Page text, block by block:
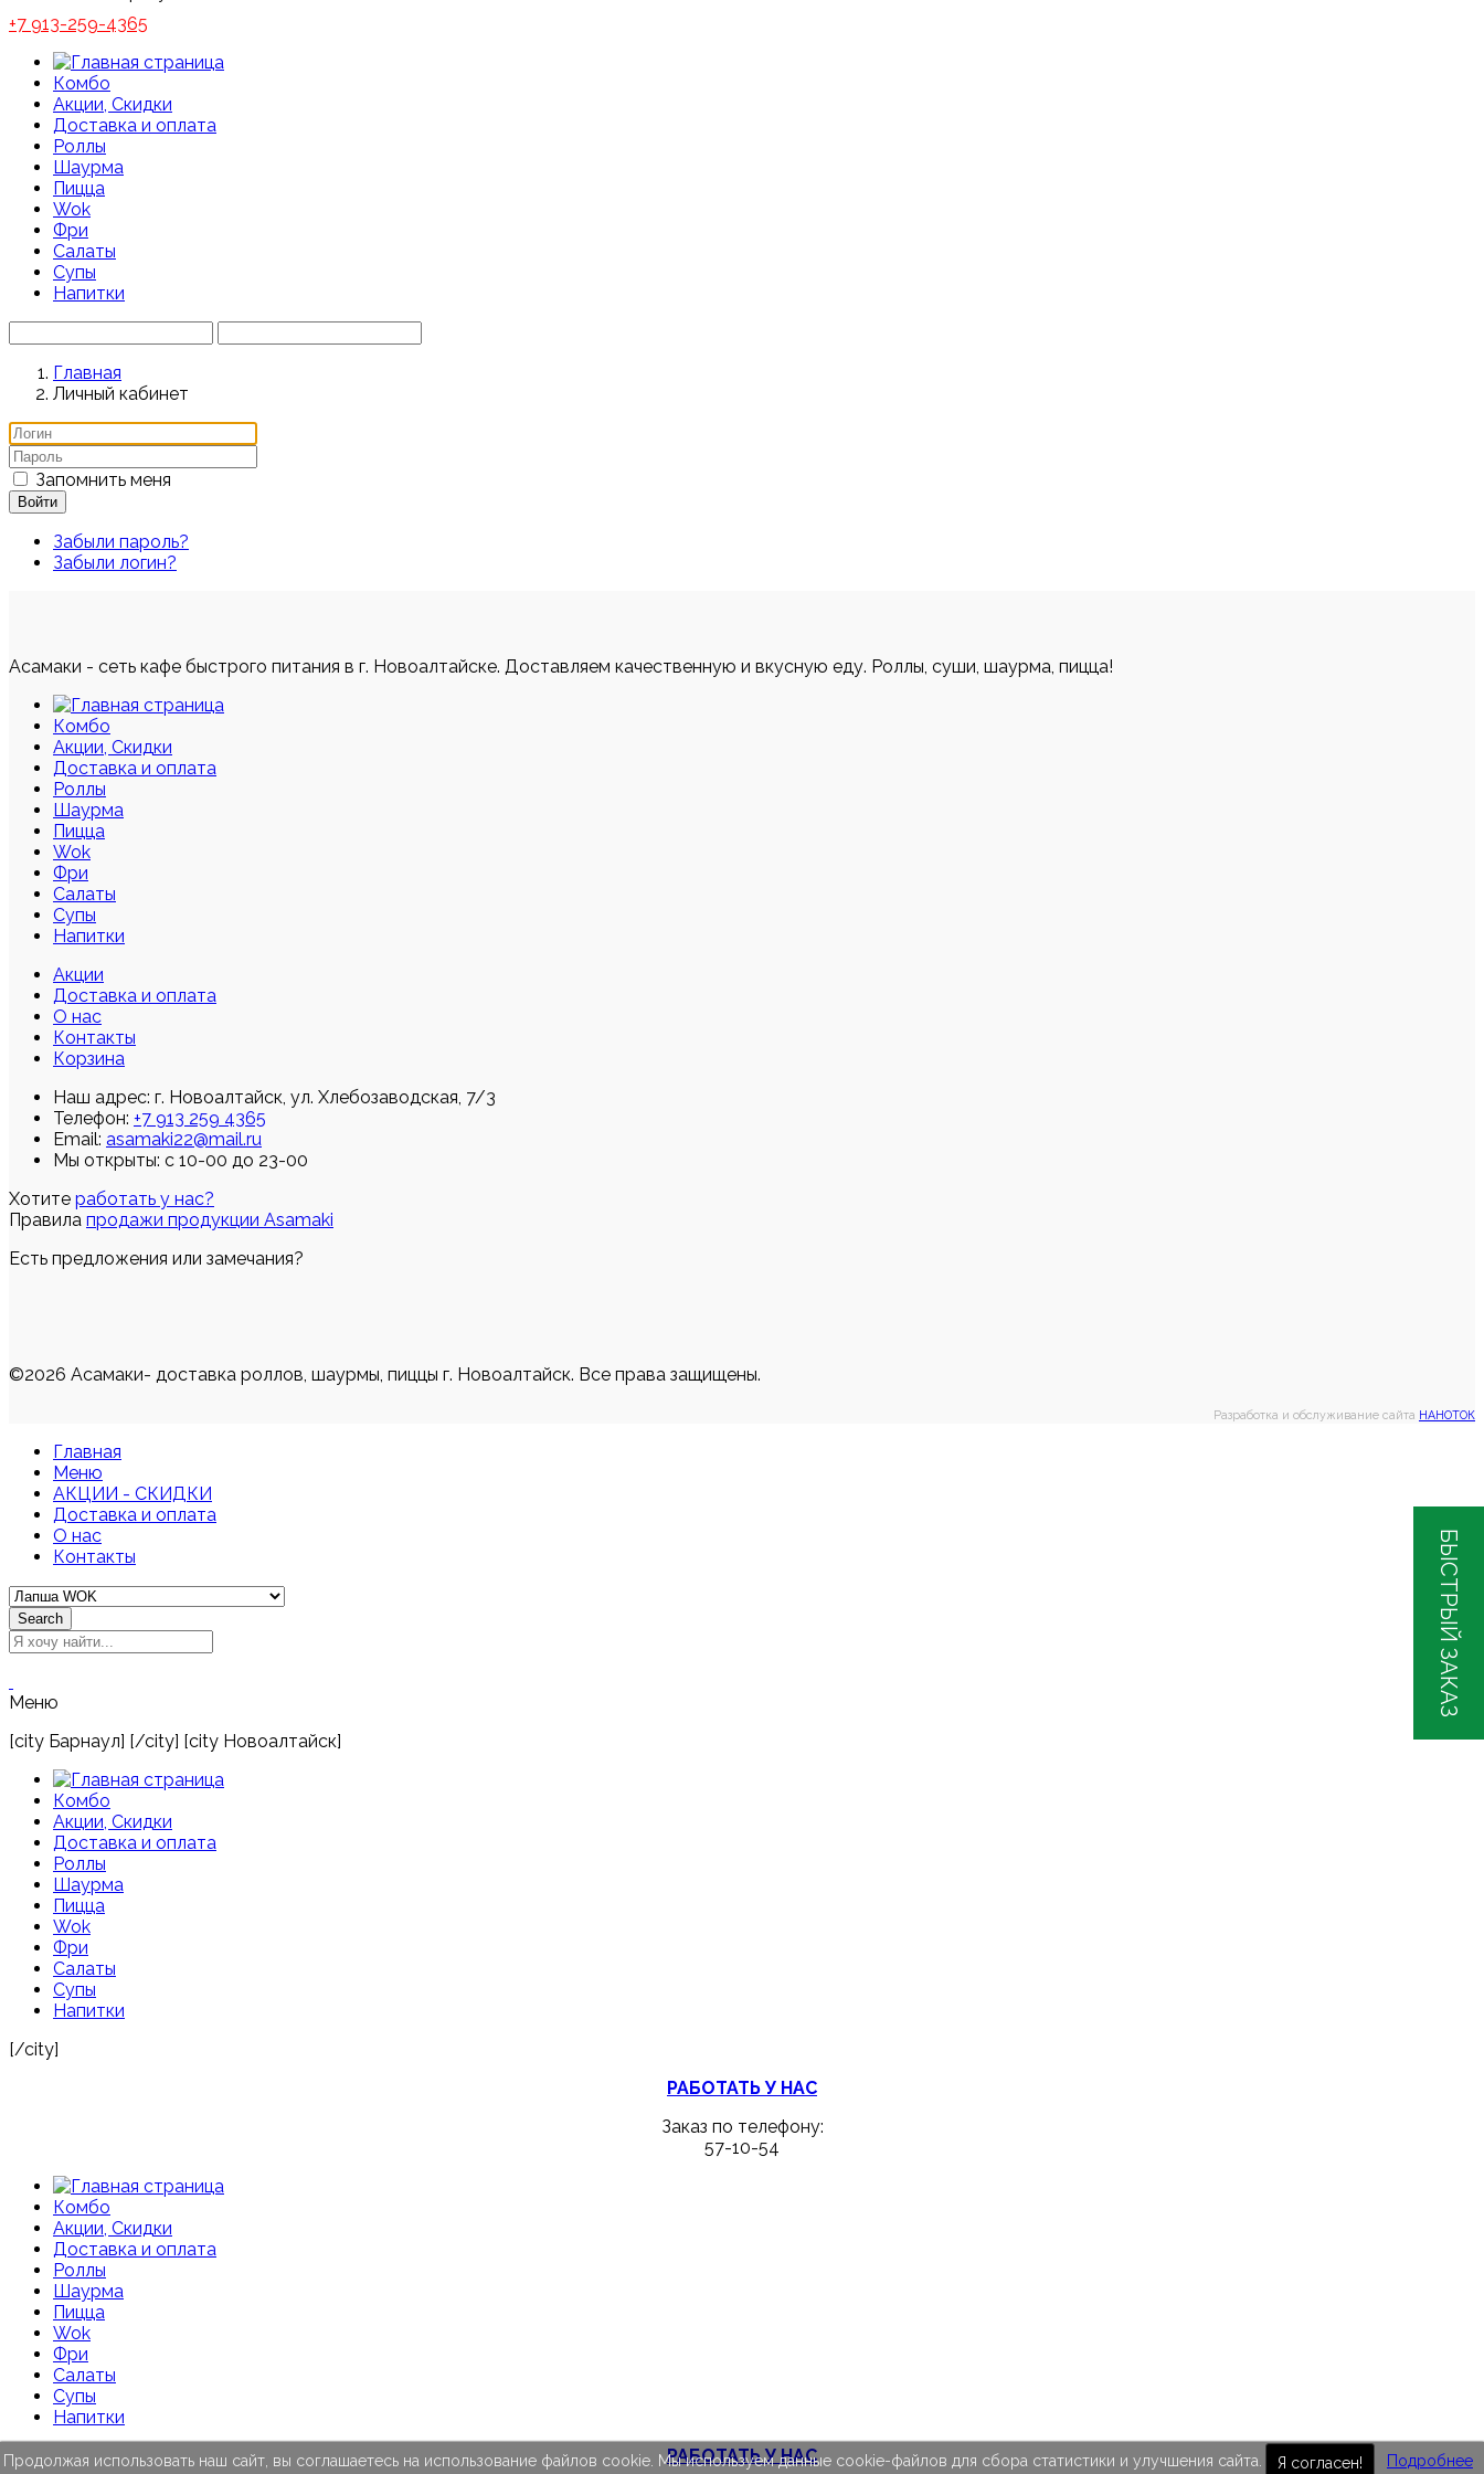
+7 913-259-4365
Комбо
Акции, Скидки
Доставка и оплата
Роллы
Шаурма
Пицца
Wok
Фри
Салаты
Супы
Напитки
Главная
Личный кабинет
Запомнить меня
Войти
Забыли пароль?
Забыли логин?
Асамаки - сеть кафе быстрого питания в г. Новоалтайске. Доставляем качественную и вкусную еду. Роллы, суши, шаурма, пицца!
Комбо
Акции, Скидки
Доставка и оплата
Роллы
Шаурма
Пицца
Wok
Фри
Салаты
Супы
Напитки
Акции
Доставка и оплата
О нас
Контакты
Корзина
Наш адрес: г. Новоалтайск, ул. Хлебозаводская, 7/3
Телефон: +7 913 259 4365
Email: asamaki22@mail.ru
Мы открыты: с 10-00 до 23-00
Хотите работать у нас?
Правила продажи продукции Asamaki
Есть предложения или замечания?
©2026 Асамаки- доставка роллов, шаурмы, пиццы г. Новоалтайск. Все права защищены.
Разработка и обслуживание сайта НАНОТОК
Главная
Меню
АКЦИИ - СКИДКИ
Доставка и оплата
О нас
Контакты
Search БЫСТРЫЙ ЗАКАЗ
Меню
[city Барнаул] [/city] [city Новоалтайск]
Комбо
Акции, Скидки
Доставка и оплата
Роллы
Шаурма
Пицца
Wok
Фри
Салаты
Супы
Напитки
[/city]
РАБОТАТЬ У НАС
Заказ по телефону:
57-10-54
Комбо
Акции, Скидки
Доставка и оплата
Роллы
Шаурма
Пицца
Wok
Фри
Салаты
Супы
Напитки
РАБОТАТЬ У НАС
Продолжая использовать наш сайт, вы соглашаетесь на использование файлов cookie. Мы используем данные cookie-файлов для сбора статистики и улучшения сайта. Я согласен! Подробнее